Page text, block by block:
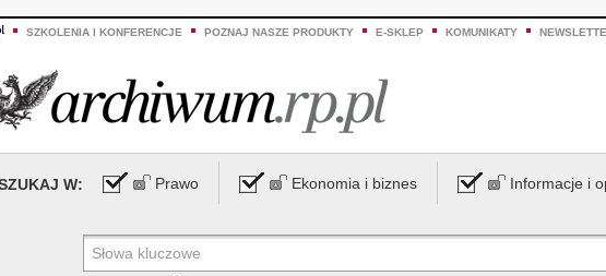
SZKOLENIA I KONFERENCJE POZNAJ NASZE PRODUKTY E-SKLEP KOMUNIKATY
W: Prawo Ekonomia i biznes Informacje i